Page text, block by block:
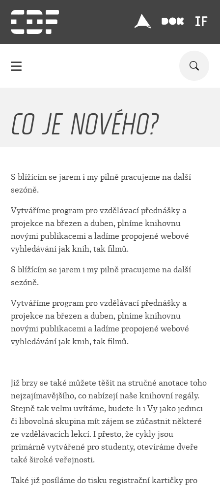
CO JE NOVÉHO?
S blížícím se jarem i my pilně pracujeme na další
sezóně.
Vytváříme program pro vzdělávací přednášky a
projekce na březen a duben, plníme knihovnu
novými publikacemi a ladíme propojené webové
vyhledávání jak knih, tak filmů.
S blížícím se jarem i my pilně pracujeme na další
sezóně.
Vytváříme program pro vzdělávací přednášky a
projekce na březen a duben, plníme knihovnu
novými publikacemi a ladíme propojené webové
vyhledávání jak knih, tak filmů.
Již brzy se také můžete těšit na stručné anotace toho
nejzajímavějšího, co nabízejí naše knihovní regály.
Stejně tak velmi uvítáme, budete-li i Vy jako jedinci
či libovolná skupina mít zájem se zúčastnit některé
ze vzdělávacích lekcí. I přesto, že cykly jsou
primárně vytvářené pro studenty, otevíráme dveře
také široké veřejnosti.
Také již posíláme do tisku registrační kartičky pro